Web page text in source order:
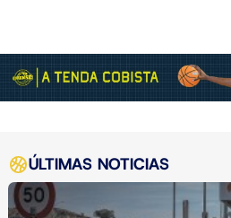
ÚLTIMAS NOTICIAS